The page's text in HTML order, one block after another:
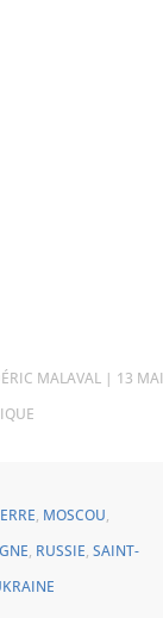
MALAVAL | 13 MAI
, MOSCOU,
, RUSSIE, SAINT-